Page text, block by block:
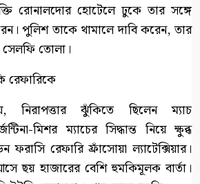
রোনালদোর হোটেলে ঢুকে তার সঙ্গে
পুলিশ তাকে থামালে দাবি করেন, তার
সেলফি তোলা।
রেফারিকে
ঝুঁকিতে ছিলেন ম্যাচ
মিশর ম্যাচের সিদ্ধান্ত নিয়ে ক্ষুব্ধ
রেফারি ফ্রাঁসোয়া ল্যাটেক্সিয়ার।
ছয় হাজারের বেশি হুমকিমূলক বার্তা।